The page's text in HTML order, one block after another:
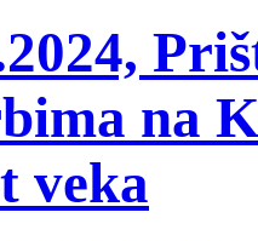
na
veka